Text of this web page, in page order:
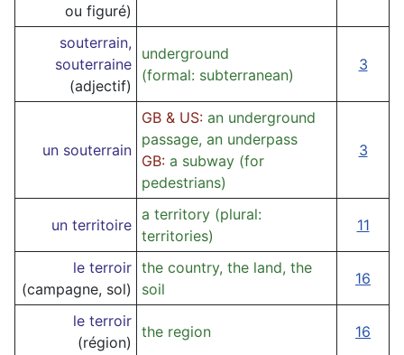
ou figuré)
souterrain,
souterraine
(adjectif)
underground
(formal: subterranean)
3
un souterrain
GB & US: an underground
passage, an underpass
GB: a subway (for
pedestrians)
3
un territoire
a territory (plural:
territories)
11
le terroir
(campagne, sol)
the country, the land, the
soil
16
le terroir
(région)
the region 16